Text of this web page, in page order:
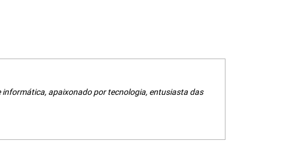
apaixonado por tecnologia, entusiasta das